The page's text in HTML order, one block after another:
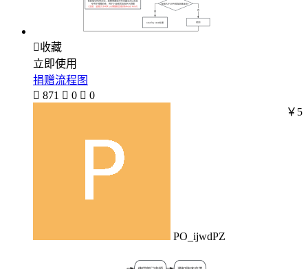
收藏
立即使用
捐赠流程图
 871  0  0
PO_ijwdPZ
￥5